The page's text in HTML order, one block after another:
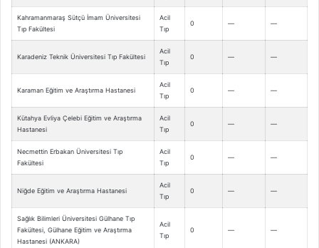
Kahramanmaraş Sütçü İmam Üniversitesi
Tıp Fakültesi
Acil
Tıp
0 — —
Karadeniz Teknik Üniversitesi Tıp Fakültesi
Acil
Tıp
0 — —
Karaman Eğitim ve Araştırma Hastanesi
Acil
Tıp
0 — —
Kütahya Evliya Çelebi Eğitim ve Araştırma
Hastanesi
Acil
Tıp
0 — —
Necmettin Erbakan Üniversitesi Tıp
Fakültesi
Acil
Tıp
0 — —
Niğde Eğitim ve Araştırma Hastanesi
Acil
Tıp
0 — —
Sağlık Bilimleri Üniversitesi Gülhane Tıp
Fakültesi, Gülhane Eğitim ve Araştırma
Hastanesi (ANKARA)
Acil
Tıp
0 — —